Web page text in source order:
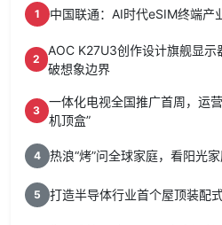
1 中国联通：AI时代eSIM终端产
2
AOC K27U3创作设计旗舰显
破想象边界
3
一体化电视全国推广首周，运
机顶盒”
4 热浪“烤”问全球家庭，看阳光
5 打造半导体行业首个屋顶装配